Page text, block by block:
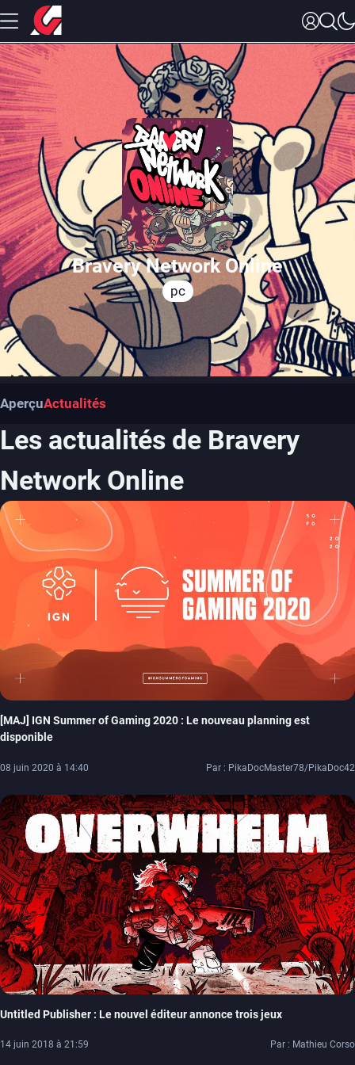
Bravery Network Online
pc
AperçuActualités
Les actualités de Bravery
Network Online
[MAJ] IGN Summer of Gaming 2020 : Le nouveau planning est
disponible
08 juin 2020 à 14:40 Par : PikaDocMaster78/PikaDoc42
Untitled Publisher : Le nouvel éditeur annonce trois jeux
14 juin 2018 à 21:59 Par : Mathieu Corso